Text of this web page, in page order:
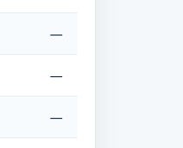
—
—
—